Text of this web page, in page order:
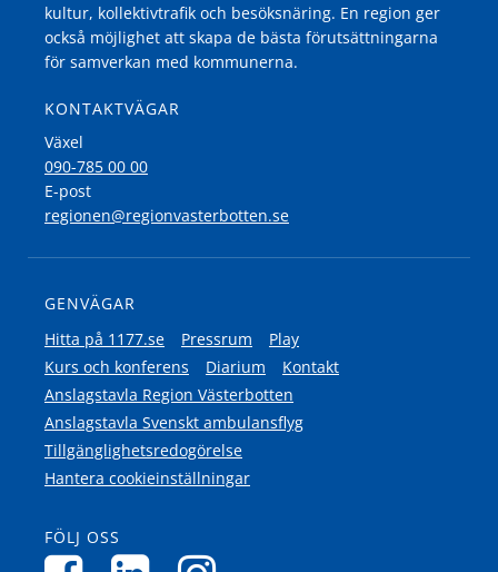
kultur, kollektivtrafik och besöksnäring. En region ger
också möjlighet att skapa de bästa förutsättningarna
för samverkan med kommunerna.
KONTAKTVÄGAR
Växel
090-785 00 00
E-post
regionen@regionvasterbotten.se
GENVÄGAR
Hitta på 1177.se
Pressrum
Play
Kurs och konferens
Diarium
Kontakt
Anslagstavla Region Västerbotten
Anslagstavla Svenskt ambulansflyg
Tillgänglighetsredogörelse
Hantera cookieinställningar
FÖLJ OSS